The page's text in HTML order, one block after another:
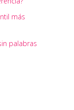
más
palabras